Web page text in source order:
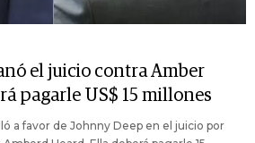
el juicio contra Amber
pagarle US$ 15 millones
a favor de Johnny Deep en el juicio por